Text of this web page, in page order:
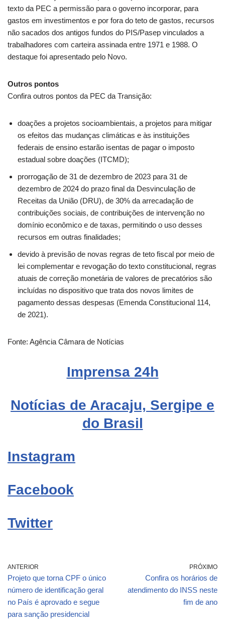
texto da PEC a permissão para o governo incorporar, para
gastos em investimentos e por fora do teto de gastos, recursos
não sacados dos antigos fundos do PIS/Pasep vinculados a
trabalhadores com carteira assinada entre 1971 e 1988. O
destaque foi apresentado pelo Novo.
Outros pontos
Confira outros pontos da PEC da Transição:
doações a projetos socioambientais, a projetos para mitigar
os efeitos das mudanças climáticas e às instituições
federais de ensino estarão isentas de pagar o imposto
estadual sobre doações (ITCMD);
prorrogação de 31 de dezembro de 2023 para 31 de
dezembro de 2024 do prazo final da Desvinculação de
Receitas da União (DRU), de 30% da arrecadação de
contribuições sociais, de contribuições de intervenção no
domínio econômico e de taxas, permitindo o uso desses
recursos em outras finalidades;
devido à previsão de novas regras de teto fiscal por meio de
lei complementar e revogação do texto constitucional, regras
atuais de correção monetária de valores de precatórios são
incluídas no dispositivo que trata dos novos limites de
pagamento dessas despesas (Emenda Constitucional 114,
de 2021).
Fonte: Agência Câmara de Notícias
Imprensa 24h
Notícias de Aracaju, Sergipe e
do Brasil
Instagram
Facebook
Twitter
ANTERIOR
Projeto que torna CPF o único
número de identificação geral
no País é aprovado e segue
para sanção presidencial
PRÓXIMO
Confira os horários de
atendimento do INSS neste
fim de ano